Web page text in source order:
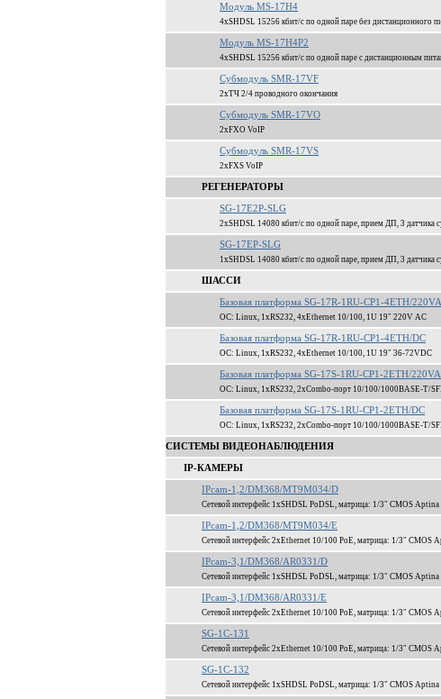
Модуль MS-17H4
4xSHDSL 15256 кбит/c по одной паре без дистанционного
Модуль MS-17H4P2
4xSHDSL 15256 кбит/c по одной паре c дистанционным
Субмодуль SMR-17VF
2xТЧ 2/4 проводного окончания
Субмодуль SMR-17VO
2xFXO VoIP
Субмодуль SMR-17VS
2xFXS VoIP
РЕГЕНЕРАТОРЫ
SG-17E2P-SLG
2xSHDSL 14080 кбит/c по одной паре, прием ДП, 3 датчика
SG-17EP-SLG
1xSHDSL 14080 кбит/c по одной паре, прием ДП, 3 датчика
ШАССИ
Базовая платформа SG-17R-1RU-CP1-4ETH/
ОС: Linux, 1xRS232, 4xEthernet 10/100, 1U 19" 220V AC
Базовая платформа SG-17R-1RU-CP1-4ETH/DC
ОС: Linux, 1xRS232, 4xEthernet 10/100, 1U 19" 36-72VDC
Базовая платформа SG-17S-1RU-CP1-2ETH/
ОС: Linux, 1xRS232, 2xCombo-порт 10/100/1000BASE-T/
Базовая платформа SG-17S-1RU-CP1-2ETH/DC
ОС: Linux, 1xRS232, 2xCombo-порт 10/100/1000BASE-T/
СИСТЕМЫ ВИДЕОНАБЛЮДЕНИЯ
IP-КАМЕРЫ
IPcam-1,2/DM368/MT9M034/D
Сетевой интерфейс 1xSHDSL PoDSL, матрица: 1/3" CMOS
IPcam-1,2/DM368/MT9M034/E
Сетевой интерфейс 2xEthernet 10/100 PoE, матрица: 1/3"
IPcam-3,1/DM368/AR0331/D
Сетевой интерфейс 1xSHDSL PoDSL, матрица: 1/3" CMOS
IPcam-3,1/DM368/AR0331/E
Сетевой интерфейс 2xEthernet 10/100 PoE, матрица: 1/3"
SG-1C-131
Сетевой интерфейс 2xEthernet 10/100 PoE, матрица: 1/3"
SG-1C-132
Сетевой интерфейс 1xSHDSL PoDSL, матрица: 1/3" CMOS